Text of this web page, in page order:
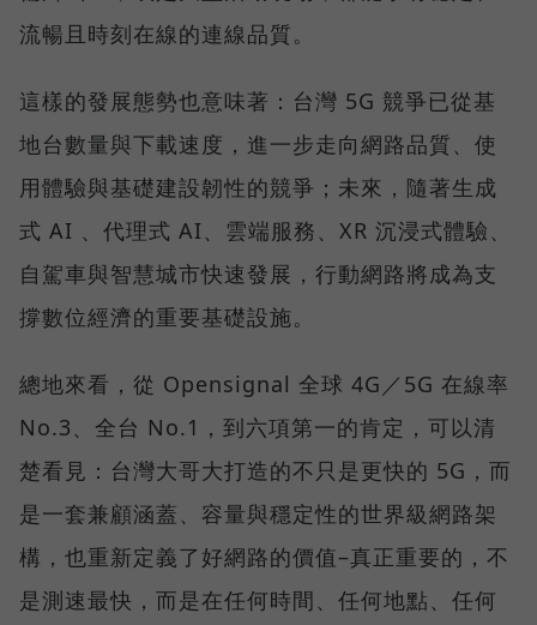
流暢且時刻在線的連線品質。
這樣的發展態勢也意味著：台灣 5G 競爭已從基
地台數量與下載速度，進一步走向網路品質、使
用體驗與基礎建設韌性的競爭；未來，隨著生成
式 AI 、代理式 AI、雲端服務、XR 沉浸式體驗、
自駕車與智慧城市快速發展，行動網路將成為支
撐數位經濟的重要基礎設施。
總地來看，從 Opensignal 全球 4G／5G 在線率
No.3、全台 No.1，到六項第一的肯定，可以清
楚看見：台灣大哥大打造的不只是更快的 5G，而
是一套兼顧涵蓋、容量與穩定性的世界級網路架
構，也重新定義了好網路的價值–真正重要的，不
是測速最快，而是在任何時間、任何地點、任何